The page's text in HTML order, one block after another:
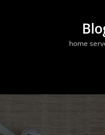
home